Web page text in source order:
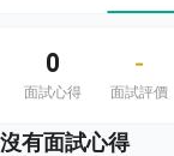
0
面試心得
-
面試評價
沒有面試心得